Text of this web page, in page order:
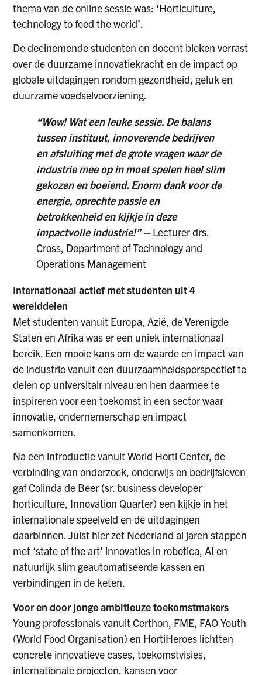
thema van de online sessie was: ‘Horticulture,
technology to feed the world’.
De deelnemende studenten en docent bleken verrast
over de duurzame innovatiekracht en de impact op
globale uitdagingen rondom gezondheid, geluk en
duurzame voedselvoorziening.
“Wow! Wat een leuke sessie. De balans
tussen instituut, innoverende bedrijven
en afsluiting met de grote vragen waar de
industrie mee op in moet spelen heel slim
gekozen en boeiend. Enorm dank voor de
energie, oprechte passie en
betrokkenheid en kijkje in deze
impactvolle industrie!”–Lecturer drs.
Cross, Department of Technology and
Operations Management
Internationaal actief met studenten uit 4
werelddelen
Met studenten vanuit Europa, Azië, de Verenigde
Staten en Afrika was er een uniek internationaal
bereik. Een mooie kans om de waarde en impact van
de industrie vanuit een duurzaamheidsperspectief te
delen op universitair niveau en hen daarmee te
inspireren voor een toekomst in een sector waar
innovatie, ondernemerschap en impact
samenkomen.
Na een introductie vanuit World Horti Center, de
verbinding van onderzoek, onderwijs en bedrijfsleven
gaf Colinda de Beer (sr. business developer
horticulture, Innovation Quarter) een kijkje in het
internationale speelveld en de uitdagingen
daarbinnen. Juist hier zet Nederland al jaren stappen
met ‘state of the art’ innovaties in robotica, AI en
natuurlijk slim geautomatiseerde kassen en
verbindingen in de keten.
Voor en door jonge ambitieuze toekomstmakers
Young professionals vanuit Certhon, FME, FAO Youth
(World Food Organisation) en HortiHeroes lichtten
concrete innovatieve cases, toekomstvisies,
internationale projecten, kansen voor